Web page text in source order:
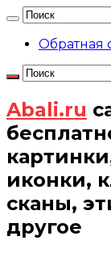
Обратная
Abali.ru
иконки,
сканы,
другое